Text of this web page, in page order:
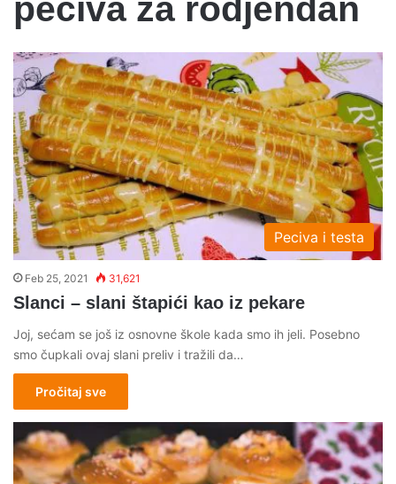
peciva za rodjendan
Peciva i testa
Feb 25, 2021 31,621
Slanci – slani štapići kao iz pekare
Joj, sećam se još iz osnovne škole kada smo ih jeli. Posebno
smo čupkali ovaj slani preliv i tražili da…
Pročitaj sve